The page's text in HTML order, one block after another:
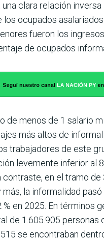
clara relación
los ocupados
fue­ron los
de ocupados
de menos de 1 salario
más altos de
trabajadores de este
levemente inferior al
contraste, en el tramo
la informa­lidad pasó
% en 2025. En térmi­nos
de 1.605.905 perso­nas
se encontraban